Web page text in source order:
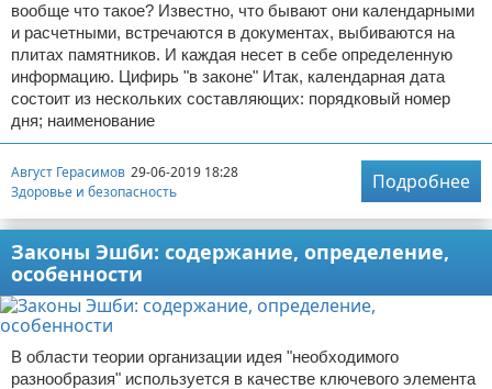
вообще что такое? Известно, что бывают они календарными
и расчетными, встречаются в документах, выбиваются на
плитах памятников. И каждая несет в себе определенную
информацию. Цифирь "в законе" Итак, календарная дата
состоит из нескольких составляющих: порядковый номер
дня; наименование
Август Герасимов 29-06-2019 18:28
Здоровье и безопасность
Подробнее
Законы Эшби: содержание, определение,
особенности
В области теории организации идея "необходимого
разнообразия" используется в качестве ключевого элемента